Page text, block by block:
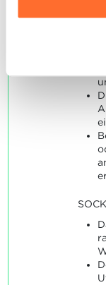
Ausführlichere